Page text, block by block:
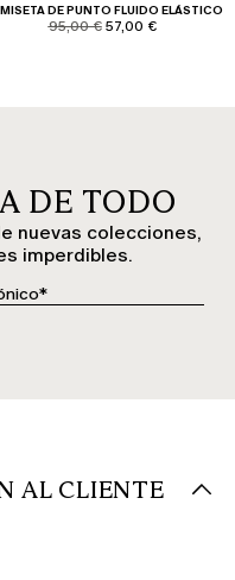
DE PUNTO FLUIDO ELÁSTICO
product.price.original
95,00 € product.price.sale
57,00 €
DE TODO
nuevas colecciones,
imperdibles.
AL CLIENTE